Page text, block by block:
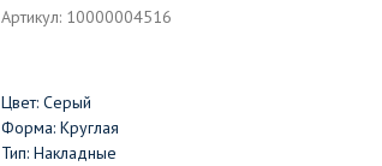
Артикул: 10000004516
Цвет: Серый
Форма: Круглая
Тип: Накладные